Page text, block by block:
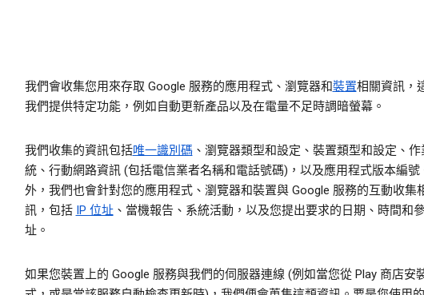
我們會收集您用來存取 Google 服務的應用程式、瀏覽器和裝置相關資訊，
我們提供特定功能，例如自動更新產品以及在電量不足時調暗螢幕。
我們收集的資訊包括唯一識別碼、瀏覽器類型和設定、裝置類型和設定、作
統、行動網路資訊 (包括電信業者名稱和電話號碼)，以及應用程式版本編號
外，我們也會針對您的應用程式、瀏覽器和裝置與 Google 服務的互動收集
訊，包括 IP 位址、當機報告、系統活動，以及您提出要求的日期、時間和
址。
如果您裝置上的 Google 服務與我們的伺服器連線 (例如當您從 Play 商店安